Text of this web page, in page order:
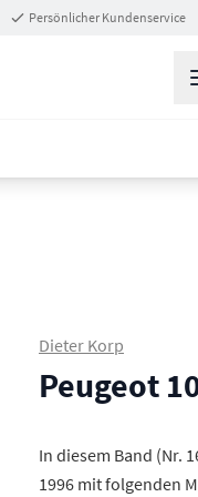
Persönlicher Kundenservice
Dieter Korp
Peugeot
In diesem Band (Nr.
1996 mit folgenden